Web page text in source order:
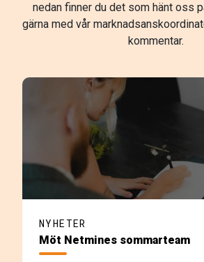
nedan finner du det som hänt oss
gärna med vår
kommentar.
NYHETER
Möt Netmines sommarteam